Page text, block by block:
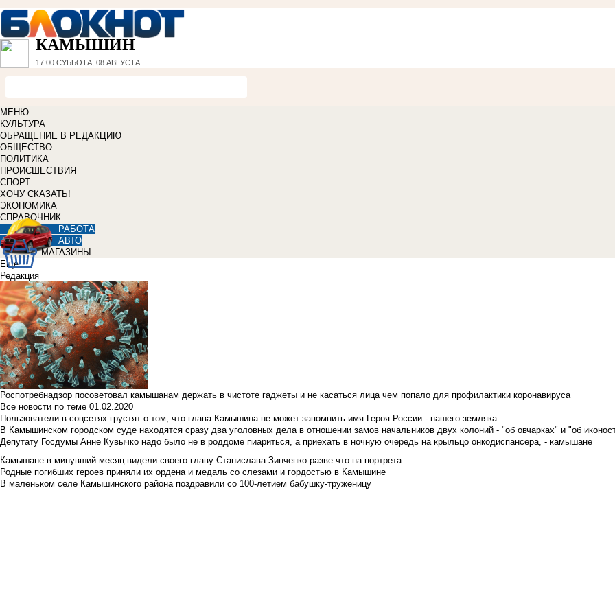
КАМЫШИН
17:00 СУББОТА, 08 АВГУСТА
МЕНЮ
КУЛЬТУРА
ОБРАЩЕНИЕ В РЕДАКЦИЮ
ОБЩЕСТВО
ПОЛИТИКА
ПРОИСШЕСТВИЯ
СПОРТ
ХОЧУ СКАЗАТЬ!
ЭКОНОМИКА
СПРАВОЧНИК
РАБОТА
АВТО
МАГАЗИНЫ
Еще
Редакция
Роспотребнадзор посоветовал камышанам держать в чистоте гаджеты и не касаться лица чем попало для профилактики коронавируса
Все новости по теме 01.02.2020
Пользователи в соцсетях грустят о том, что глава Камышина не может запомнить имя Героя России - нашего земляка
В Камышинском городском суде находятся сразу два уголовных дела в отношении замов начальников двух колоний - "об овчарках" и "об
Депутату Госдумы Анне Кувычко надо было не в роддоме пиариться, а приехать в ночную очередь на крыльцо онкодиспансера, - камышане
Камышане в минувший месяц видели своего главу Станислава Зинченко разве что на портрета...
Родные погибших героев приняли их ордена и медаль со слезами и гордостью в Камышине
В маленьком селе Камышинского района поздравили со 100-летием бабушку-труженицу